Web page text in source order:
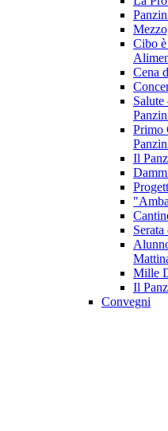
Cibo
Cena
Primo
Il
Mille
Il
Convegni